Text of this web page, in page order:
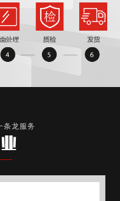
条龙服务